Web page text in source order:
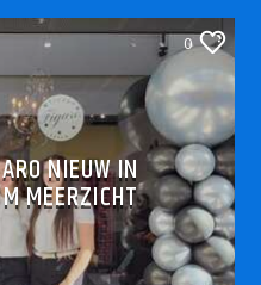
0
NIEUW IN
MEERZICHT